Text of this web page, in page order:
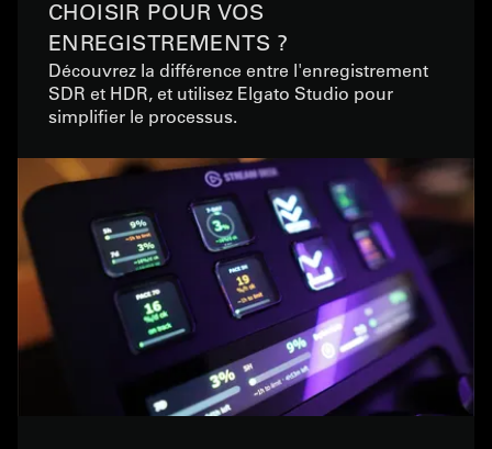
CHOISIR POUR VOS
ENREGISTREMENTS ?
Découvrez la différence entre l'enregistrement
SDR et HDR, et utilisez Elgato Studio pour
simplifier le processus.